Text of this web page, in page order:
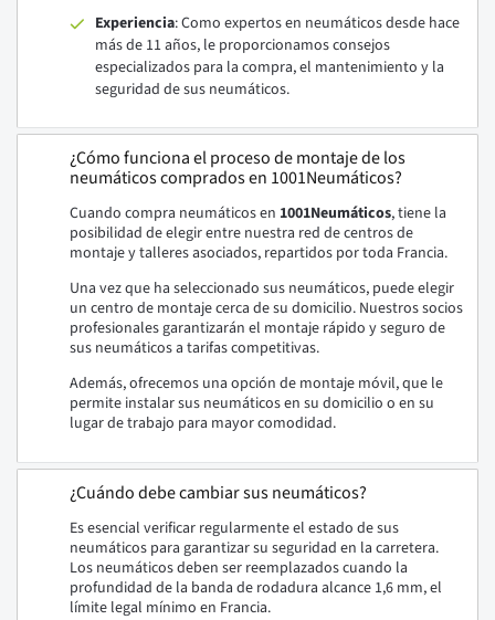
Experiencia: Como expertos en neumáticos desde hace
más de 11 años, le proporcionamos consejos
especializados para la compra, el mantenimiento y la
seguridad de sus neumáticos.
¿Cómo funciona el proceso de montaje de los
neumáticos comprados en 1001Neumáticos?
Cuando compra neumáticos en 1001Neumáticos, tiene la
posibilidad de elegir entre nuestra red de centros de
montaje y talleres asociados, repartidos por toda Francia.
Una vez que ha seleccionado sus neumáticos, puede elegir
un centro de montaje cerca de su domicilio. Nuestros socios
profesionales garantizarán el montaje rápido y seguro de
sus neumáticos a tarifas competitivas.
Además, ofrecemos una opción de montaje móvil, que le
permite instalar sus neumáticos en su domicilio o en su
lugar de trabajo para mayor comodidad.
¿Cuándo debe cambiar sus neumáticos?
Es esencial verificar regularmente el estado de sus
neumáticos para garantizar su seguridad en la carretera.
Los neumáticos deben ser reemplazados cuando la
profundidad de la banda de rodadura alcance 1,6 mm, el
límite legal mínimo en Francia.